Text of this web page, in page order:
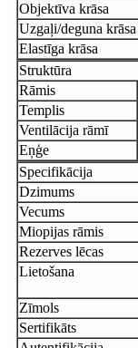
Objektīva krāsa
Uzgaļi/deguna krāsa
Elastīga krāsa
Struktūra
Rāmis
Templis
Ventilācija rāmī
Eņģe
Specifikācija
Dzimums
Vecums
Miopijas rāmis
Rezerves lēcas
Lietošana
Zīmols
Sertifikāts